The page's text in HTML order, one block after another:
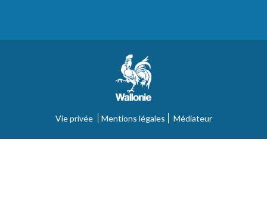
Vie privée Mentions légales Médiateur